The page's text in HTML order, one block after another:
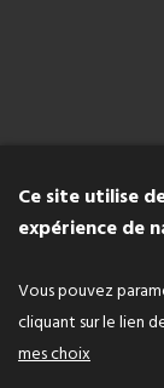
E-
Ce site utilise
expérience de
Vous pouvez
cliquant sur le lien
mes choix